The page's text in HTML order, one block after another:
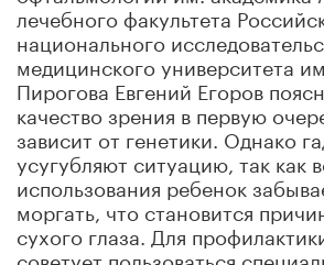
лечебного факультета
национального
медицинского университета
Пирогова Евгений Егоров
качество зрения в первую
зависит от генетики. Однако
усугубляют ситуацию, так как
использования ребенок
моргать, что становится
сухого глаза. Для
советует пользоваться